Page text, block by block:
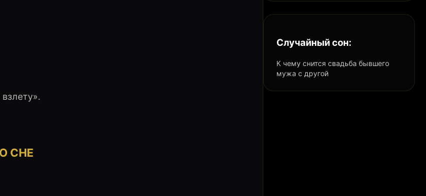
СНЕ
Случайный сон:
К чему снится свадьба бывшего
мужа с другой